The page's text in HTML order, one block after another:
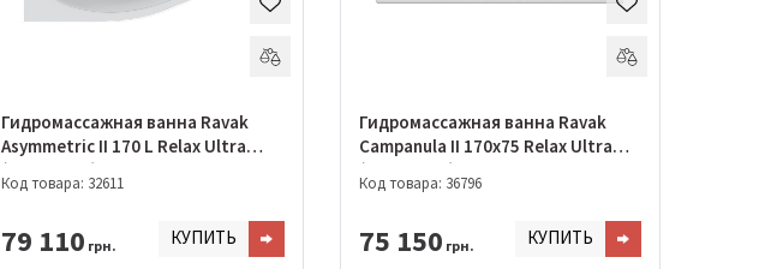
Гидромассажная ванна Ravak
Asymmetric II 170 L Relax Ultra
(GMSR0951)
Код товара: 32611
79 110 грн. КУПИТЬ
Гидромассажная ванна Ravak
Campanula II 170x75 Relax Ultra
(GMSR1449)
Код товара: 36796
75 150 грн. КУПИТЬ